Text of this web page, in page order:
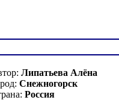
Липатьева Алёна
Снежногорск
Россия